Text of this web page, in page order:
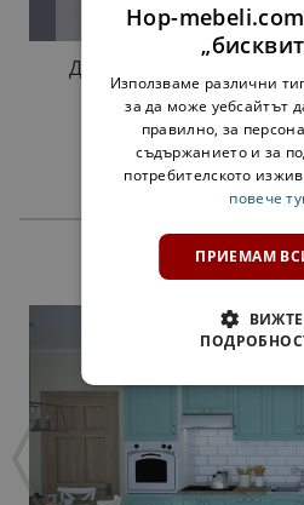
ДОЛНА ЕТАЖЕРКА АННА
34,00 €
Hop-
Използваме различни
за да може уебсайтът
правилно, за
съдържанието и за
потребителското
повече
ПРИЕМАМ
ВИЖТЕ